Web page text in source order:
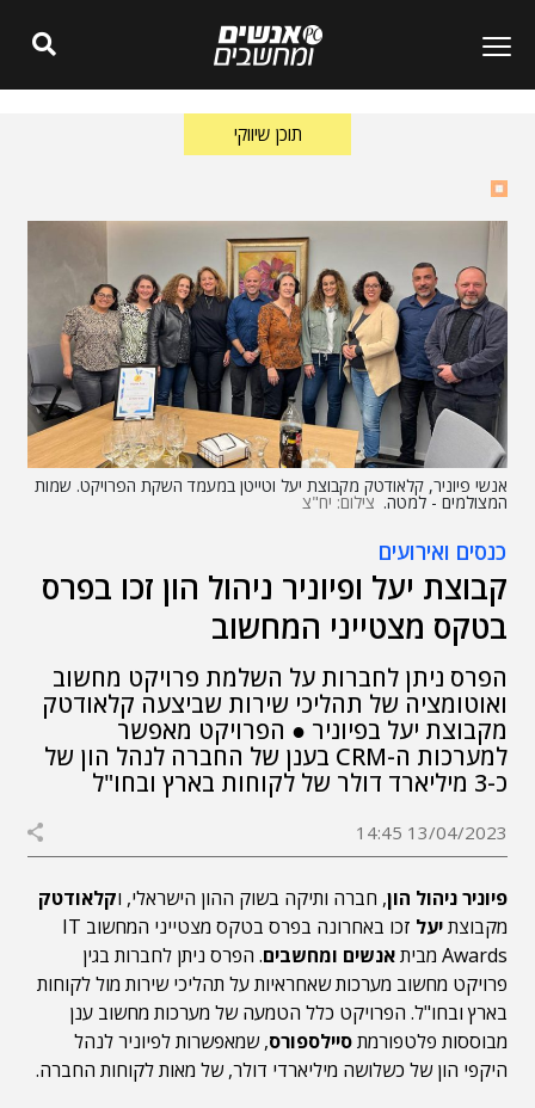
תוכן שיווקי
אנשי פיוניר, קלאודטק מקבוצת יעל וטייטן במעמד השקת הפרויקט. שמות
המצולמים - למטה. צילום: יח"צ
כנסים ואירועים
קבוצת יעל ופיוניר ניהול הון זכו בפרס
בטקס מצטייני המחשוב
הפרס ניתן לחברות על השלמת פרויקט מחשוב
ואוטומציה של תהליכי שירות שביצעה קלאודטק
מקבוצת יעל בפיוניר ● הפרויקט מאפשר
למערכות ה-CRM בענן של החברה לנהל הון של
כ-3 מיליארד דולר של לקוחות בארץ ובחו"ל
13/04/2023 14:45
פיוניר ניהול הון, חברה ותיקה בשוק ההון הישראלי, וקלאודטק
מקבוצתיעל
זכו באחרונה בפרס בטקס מצטייני המחשוב IT
Awards מבית
אנשים ומחשבים. הפרס ניתן לחברות בגין
פרויקט מחשוב מערכות שאחראיות על תהליכי שירות מול לקוחות
בארץ ובחו"ל. הפרויקט כלל הטמעה של מערכות מחשוב ענן
מבוססות פלטפורמתסיילספורס, שמאפשרות לפיוניר לנהל
היקפי הון של כשלושה מיליארדי דולר, של מאות לקוחות החברה.